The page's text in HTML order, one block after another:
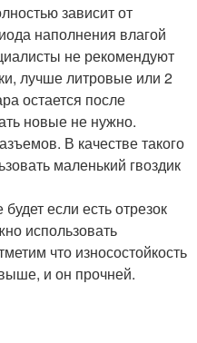
зависит от
наполнения влагой
не рекомендуют
лучше литровые или 2
остается после
новые не нужно.
В качестве такого
маленький гвоздик
если есть отрезок
использовать
что износостойкость
и он прочней.